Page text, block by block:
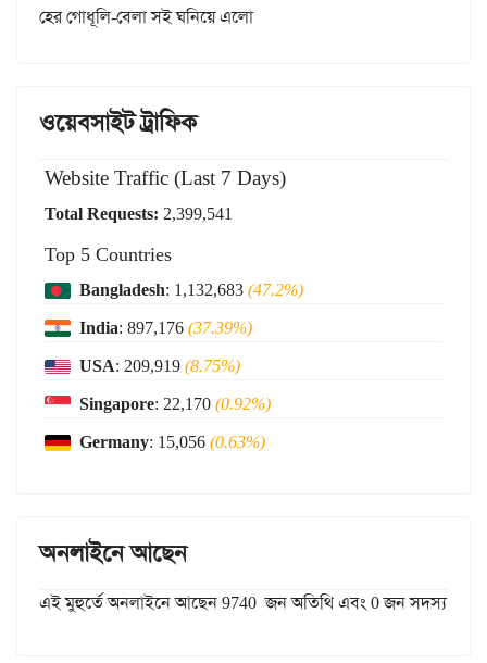
হের গোধূলি-বেলা সই ঘনিয়ে এলো
ওয়েবসাইট ট্রাফিক
Website Traffic (Last 7 Days)
Total Requests: 2,399,541
Top 5 Countries
Bangladesh: 1,132,683(47.2%)
India: 897,176(37.39%)
USA: 209,919(8.75%)
Singapore: 22,170(0.92%)
Germany: 15,056(0.63%)
অনলাইনে আছেন
এই মুহুর্তে অনলাইনে আছেন 9740 জন অতিথি এবং 0 জন সদস্য